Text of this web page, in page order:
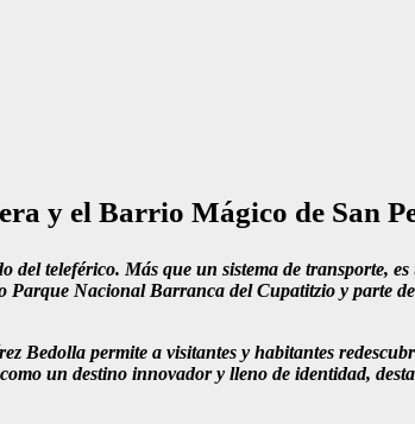
y el Barrio Mágico de San
teleférico. Más que un sistema de transporte,
Nacional Barranca del Cupatitzio y parte
Bedolla permite a visitantes y habitantes
un destino innovador y lleno de identidad,